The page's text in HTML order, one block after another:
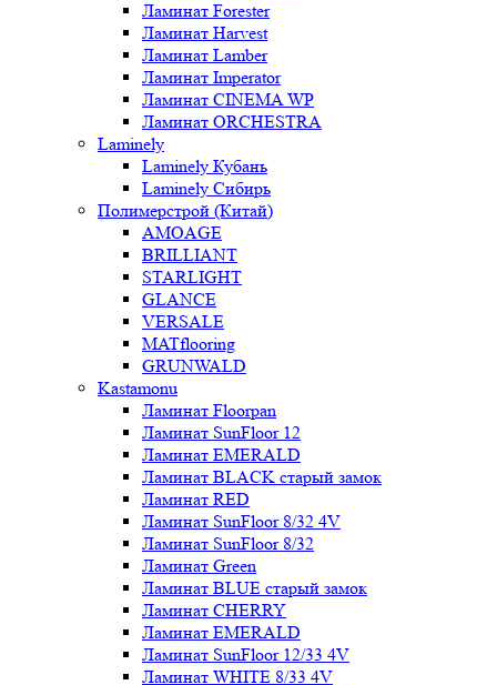
Ламинат Forester
Ламинат Harvest
Ламинат Lamber
Ламинат Imperator
Ламинат CINEMA WP
Ламинат ORCHESTRA
Laminely
Laminely Кубань
Laminely Сибирь
Полимерстрой (Китай)
AMOAGE
BRILLIANT
STARLIGHT
GLANCE
VERSALE
MATflooring
GRUNWALD
Kastamonu
Ламинат Floorpan
Ламинат SunFloor 12
Ламинат EMERALD
Ламинат BLACK старый замок
Ламинат RED
Ламинат SunFloor 8/32 4V
Ламинат SunFloor 8/32
Ламинат Green
Ламинат BLUE старый замок
Ламинат CHERRY
Ламинат EMERALD
Ламинат SunFloor 12/33 4V
Ламинат WHITE 8/33 4V